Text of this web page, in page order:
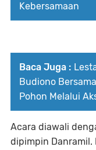
Kebersamaan
Baca Juga :
Budiono
Pohon Melalui
Acara diawali
dipimpin Danramil.